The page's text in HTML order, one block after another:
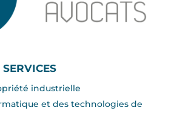
industrielle
et des technologies de